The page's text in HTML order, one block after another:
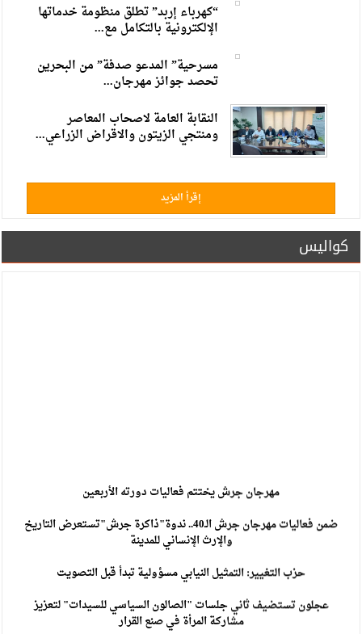
“كهرباء إربد” تطلق منظومة خدماتها
الإلكترونية بالتكامل مع...
مسرحية” المدعو صدفة” من البحرين
تحصد جوائز مهرجان...
النقابة العامة لاصحاب المعاصر
ومنتجي الزيتون والاقراض الزراعي...
إقرأ المزيد
كواليس
ضمن فعاليات مهرجان جرش الـ40.. ندوة"ذاكرة جرش"تستعرض التاريخ
حزب التغيير: التمثيل النيابي مسؤولية تبدأ قبل التصويت
عجلون تستضيف ثاني جلسات "الصالون السياسي للسيدات" لتعزيز
زراعة جرش" تُقدم 1368 خدمة وتُوزع 260 ألف شتلة